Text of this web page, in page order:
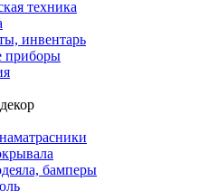
техника
инвентарь
приборы
бамперы